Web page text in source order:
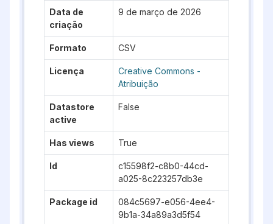
Data de
criação
9 de março de 2026
Formato CSV
Licença
Creative Commons -
Atribuição
Datastore
active
False
Has views True
Id
c15598f2-c8b0-44cd-
a025-8c223257db3e
Package id
084c5697-e056-4ee4-
9b1a-34a89a3d5f54